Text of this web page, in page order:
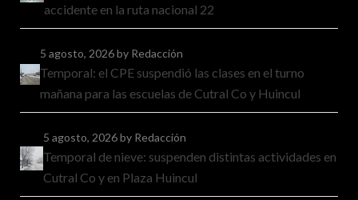
accidente en la ruta nacional 22
5 agosto, 2026by Redacción
Temporal: el CPE suspendió las clases en el turno
mañana para las escuelas de Cutral Co y Huincul
5 agosto, 2026by Redacción
Temporal de nieve: suspenden distintas actividades en
Cutral Co y en Plaza Huincul